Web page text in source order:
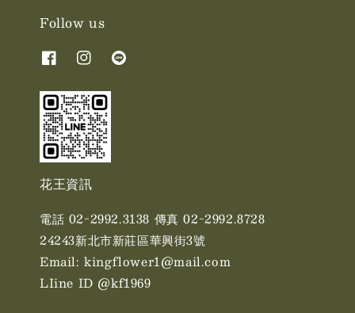
Follow us
花王資訊
電話 02-2992.3138 傳真 02-2992.8728
24243新北市新莊區華興街3號
Email: kingflower1@mail.com
LIine ID @kf1969